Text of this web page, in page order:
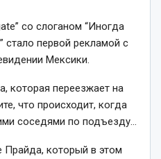
со слоганом “Иногда
стало первой рекламой с
Мексики.
которая переезжает на
что происходит, когда
соседями по подъезду…
Прайда, который в этом